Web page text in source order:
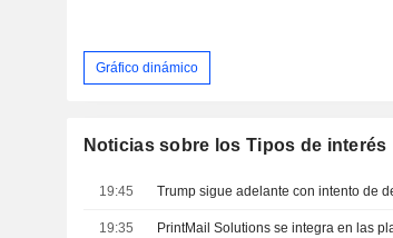
Gráfico dinámico
Noticias sobre los Tipos de interés
19:45
19:35